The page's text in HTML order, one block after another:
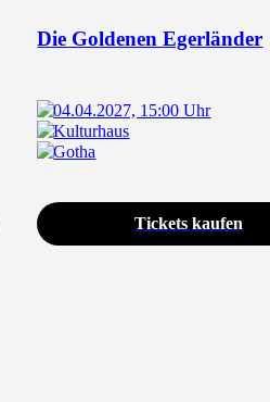
Die Goldenen Egerländer
04.04.2027, 15:00 Uhr
Kulturhaus
Gotha
Tickets kaufen